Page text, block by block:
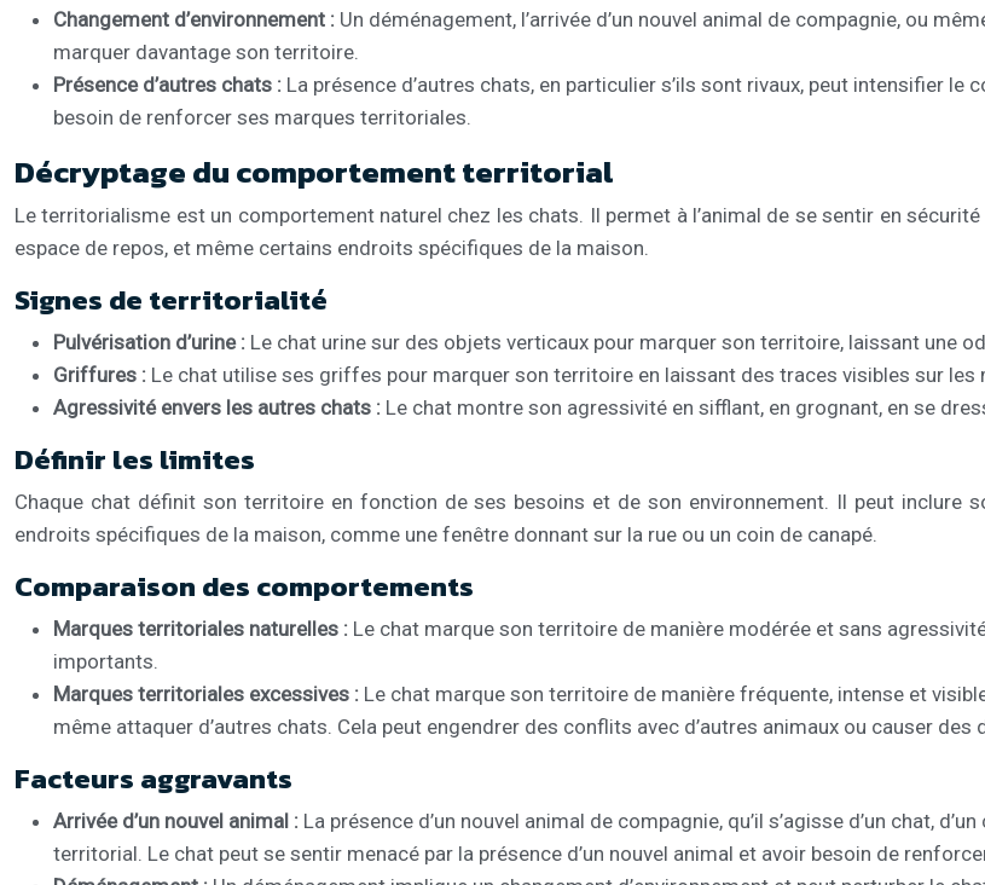
Changement d’environnement : Un déménagement, l’arrivée d’un nouvel animal de compagnie, ou
marquer davantage son territoire.
Présence d’autres chats : La présence d’autres chats, en particulier s’ils sont rivaux, peut intensifier
besoin de renforcer ses marques territoriales.
Décryptage du comportement territorial
Le territorialisme est un comportement naturel chez les chats. Il permet à l’animal de se sentir en
espace de repos, et même certains endroits spécifiques de la maison.
Signes de territorialité
Pulvérisation d’urine : Le chat urine sur des objets verticaux pour marquer son territoire, laissant une
Griffures : Le chat utilise ses griffes pour marquer son territoire en laissant des traces visibles sur les
Agressivité envers les autres chats : Le chat montre son agressivité en sifflant, en grognant, en se
Définir les limites
Chaque chat définit son territoire en fonction de ses besoins et de son environnement. Il peut inclure
endroits spécifiques de la maison, comme une fenêtre donnant sur la rue ou un coin de canapé.
Comparaison des comportements
Marques territoriales naturelles : Le chat marque son territoire de manière modérée et sans
importants.
Marques territoriales excessives : Le chat marque son territoire de manière fréquente, intense et
même attaquer d’autres chats. Cela peut engendrer des conflits avec d’autres animaux ou causer
Facteurs aggravants
Arrivée d’un nouvel animal : La présence d’un nouvel animal de compagnie, qu’il s’agisse d’un chat,
territorial. Le chat peut se sentir menacé par la présence d’un nouvel animal et avoir besoin de